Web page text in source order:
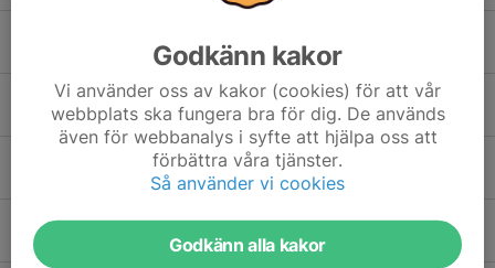
Skönviksberget Friluftscentrum
Tor 27/8
09:00-12:00
Veteranerna
Klubbstugan
Veteranerna
Klubbstugan
Lör 5/9
00:01-23:59
Privat uthyrt
Klubbstugan
Godkänn kakor
Vi använder oss av kakor (cookies) för att vår
webbplats ska fungera bra för dig. De används
även för webbanalys i syfte att hjälpa oss att
förbättra våra tjänster.
Så använder vi cookies
Godkänn alla kakor